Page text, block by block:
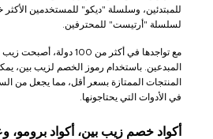
للمبتدئين، وسلسلة "ديكو" للمستخدمين
لسلسلة "أرتيست" للمحترفين.
مع تواجدها في أكثر من 100
المبدعين. باستخدام رموز الخصم لزيب بين،
المنتجات الممتازة بسعر أقل، مما يجعل من
في الأدوات التي يحتاجونها.
أكواد خصم زيب بين، أكواد